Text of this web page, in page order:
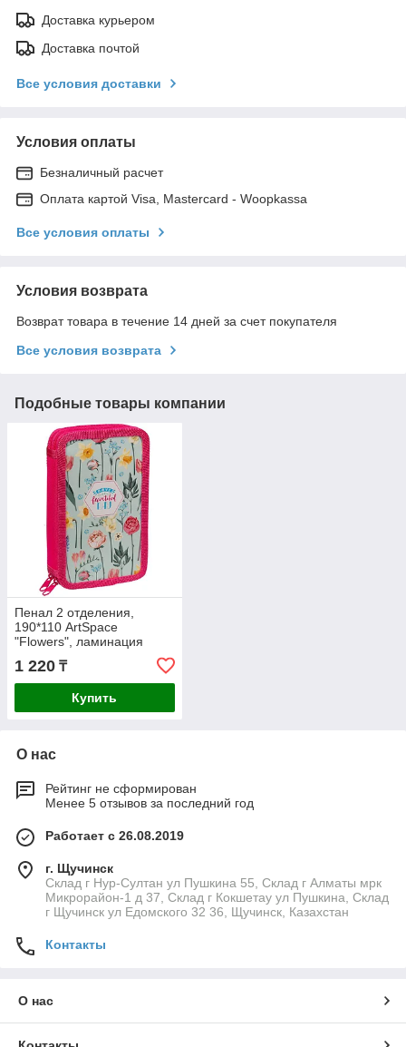
Доставка курьером
Доставка почтой
Все условия доставки
Условия оплаты
Безналичный расчет
Оплата картой Visa, Mastercard - Woopkassa
Все условия оплаты
Условия возврата
Возврат товара в течение 14 дней за счет покупателя
Все условия возврата
Подобные товары компании
Пенал 2 отделения,
190*110 ArtSpace
"Flowers", ламинация
1 220 ₸
Купить
О нас
Рейтинг не сформирован
Менее 5 отзывов за последний год
Работает с 26.08.2019
г. Щучинск
Склад г Нур-Султан ул Пушкина 55, Склад г Алматы мрк
Микрорайон-1 д 37, Склад г Кокшетау ул Пушкина, Склад
г Щучинск ул Едомского 32 36, Щучинск, Казахстан
Контакты
О нас